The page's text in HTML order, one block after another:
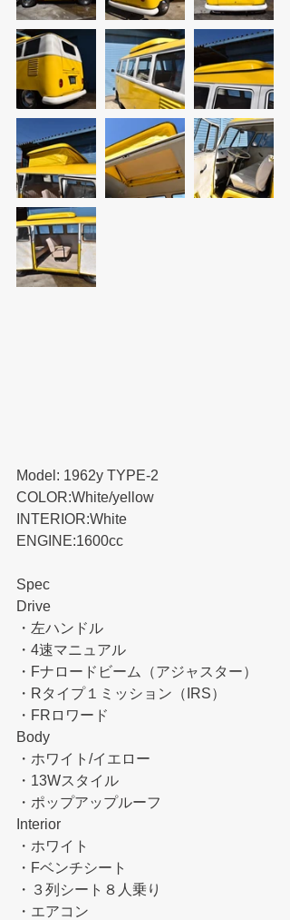
Model: 1962y TYPE-2
COLOR:White/yellow
INTERIOR:White
ENGINE:1600cc
Spec
Drive
・左ハンドル
・4速マニュアル
・Fナロードビーム（アジャスター）
・Rタイプ１ミッション（IRS）
・FRロワード
Body
・ホワイト/イエロー
・13Wスタイル
・ポップアップルーフ
Interior
・ホワイト
・Fベンチシート
・３列シート８人乗り
・エアコン